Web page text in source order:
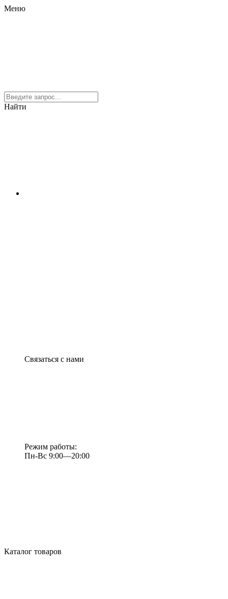
Меню
Найти
Связаться с нами
Режим работы:
Пн-Вс 9:00—20:00
Каталог товаров